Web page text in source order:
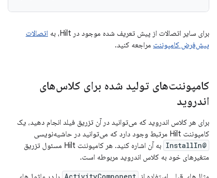
برای سایر اتصالات از پیش تعریف شده موجود در Hilt، به
اتصالات
پیش‌فرض کامپوننت مراجعه کنید.
کامپوننت‌های تولید شده برای کلاس‌های
اندروید
برای هر کلاس اندروید که می‌توانید در آن تزریق فیلد انجام دهید، یک
کامپوننت Hilt مرتبط وجود دارد که می‌توانید در حاشیه‌نویسی
@InstallIn
به آن اشاره کنید. هر کامپوننت Hilt مسئول تزریق
متغیرهای خود به کلاس اندروید مربوطه است.